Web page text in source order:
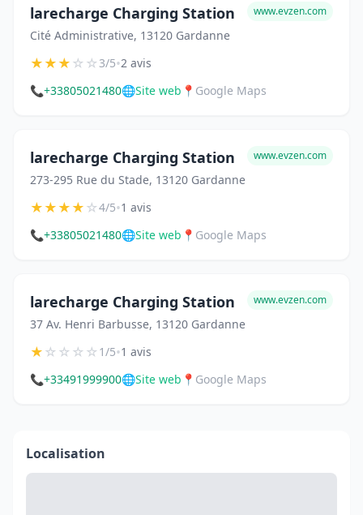
larecharge Charging Station
Cité Administrative, 13120 Gardanne
www.evzen.com
★★★☆☆3/5•2 avis
📞+33805021480🌐Site web 📍 Google Maps
larecharge Charging Station
273-295 Rue du Stade, 13120 Gardanne
www.evzen.com
★★★★☆4/5•1 avis
📞+33805021480🌐Site web 📍 Google Maps
larecharge Charging Station
37 Av. Henri Barbusse, 13120 Gardanne
www.evzen.com
★☆☆☆☆1/5•1 avis
📞+33491999900🌐Site web 📍 Google Maps
Localisation